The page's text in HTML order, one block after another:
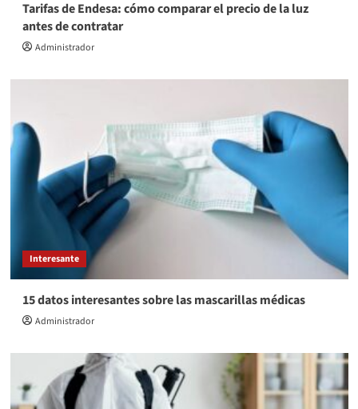
Tarifas de Endesa: cómo comparar el precio de la luz
antes de contratar
Administrador
Interesante
15 datos interesantes sobre las mascarillas médicas
Administrador